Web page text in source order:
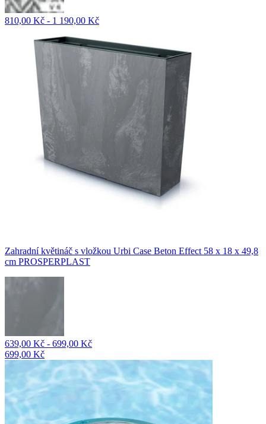
810,00 Kč - 1 190,00 Kč
Zahradní květináč s vložkou Urbi Case Beton Effect 58 x 18 x 49,8
cm PROSPERPLAST
639,00 Kč - 699,00 Kč
699,00 Kč